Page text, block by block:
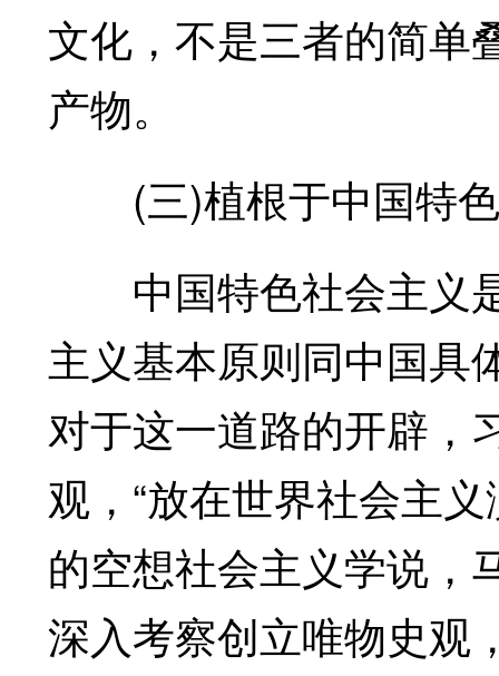
文化，不是三者的简单
产物。
(三)植根于中国特色
中国特色社会主义
主义基本原则同中国具
对于这一道路的开辟，
观，“放在世界社会主
的空想社会主义学说，
深入考察创立唯物史观